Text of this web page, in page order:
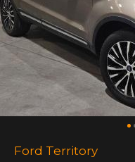
Ford Territory